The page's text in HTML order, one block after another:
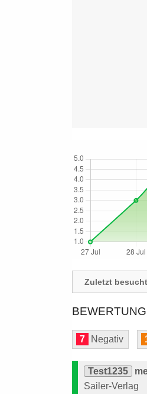
Zuletzt
7 Negativ
Test1235
Sailer-Verlag